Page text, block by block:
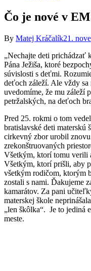
Čo je nové v
By Matej Kráčalík21.
„Nechajte deti prichádzať
Pána Ježiša, ktoré
súvislosti s deťmi.
deťoch záleží. Ale vždy sa
uvedomíme, že mu záleží
petržalských, na deťoch
Pred 25. rokmi o tom
bratislavské deti materskú
cirkevný zbor urobil
zrekonštruovaných
Všetkým, ktorí tomu verili
Všetkým, ktorí prišli, aby
všetkým rodičom, ktorým
zostali s nami. Ďakujeme
kamarátov. Za pani
materskej škole
„len škôlka“. Je to jediná
meste.